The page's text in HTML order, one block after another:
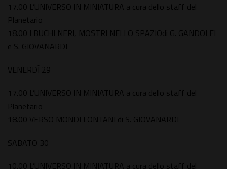
17.00 L’UNIVERSO IN MINIATURA a cura dello staff del
Planetario
18.00 I BUCHI NERI, MOSTRI NELLO SPAZIOdi G. GANDOLFI
e S. GIOVANARDI
VENERDÌ 29
17.00 L’UNIVERSO IN MINIATURA a cura dello staff del
Planetario
18.00 VERSO MONDI LONTANI di S. GIOVANARDI
SABATO 30
10.00 L’UNIVERSO IN MINIATURA a cura dello staff del